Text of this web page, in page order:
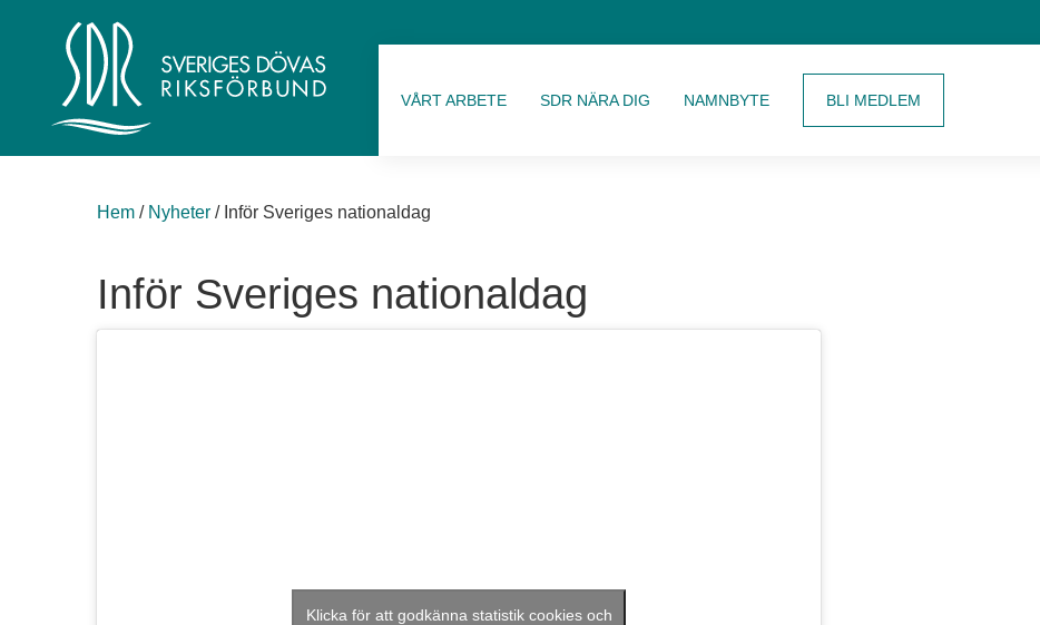
VÅRT ARBETE SDR NÄRA DIG NAMNBYTE BLI MEDLEM
Hem / Nyheter / Inför Sveriges nationaldag
Inför Sveriges nationaldag
Klicka för att godkänna statistik cookies och